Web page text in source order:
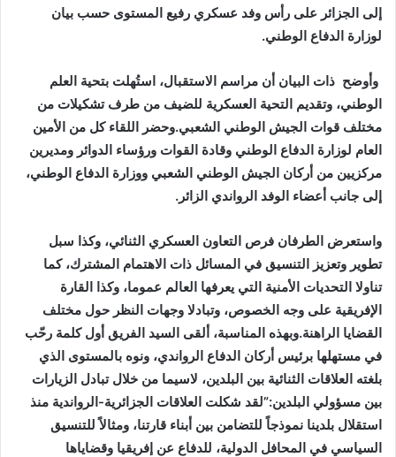
إلى الجزائر على رأس وفد عسكري رفيع المستوى حسب بيان
لوزارة الدفاع الوطني.
وأوضح ذات البيان أن مراسم الاستقبال، استُهلت بتحية العلم
الوطني، وتقديم التحية العسكرية للضيف من طرف تشكيلات من
مختلف قوات الجيش الوطني الشعبي.وحضر اللقاء كل من الأمين
العام لوزارة الدفاع الوطني وقادة القوات ورؤساء الدوائر ومديرين
مركزيين من أركان الجيش الوطني الشعبي ووزارة الدفاع الوطني،
إلى جانب أعضاء الوفد الرواندي الزائر.
واستعرض الطرفان فرص التعاون العسكري الثنائي، وكذا سبل
تطوير وتعزيز التنسيق في المسائل ذات الاهتمام المشترك، كما
تناولا التحديات الأمنية التي يعرفها العالم عموما، وكذا القارة
الإفريقية على وجه الخصوص، وتبادلا وجهات النظر حول مختلف
القضايا الراهنة.وبهذه المناسبة، ألقى السيد الفريق أول كلمة رحّب
في مستهلها برئيس أركان الدفاع الرواندي، ونوه بالمستوى الذي
بلغته العلاقات الثنائية بين البلدين، لاسيما من خلال تبادل الزيارات
بين مسؤولي البلدين:”لقد شكلت العلاقات الجزائرية-الرواندية منذ
استقلال بلدينا نموذجاً للتضامن بين أبناء قارتنا، ومثالاً للتنسيق
السياسي في المحافل الدولية، للدفاع عن إفريقيا وقضاياها